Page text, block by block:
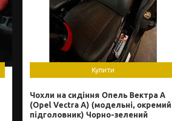
Купити
Чохли на сидіння Опель Вектра А
(Opel Vectra A) (модельні, окремий
підголовник) Чорно-зелений